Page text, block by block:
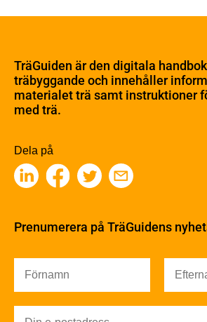
Skogsbruk
Barrträdets uppbyggnad
Träets egenskaper och kvalitet
Träbaserade produkter
Kemisk behandling
Fakta om Limträ
Värmeisolering och lufttäthet
Ljud
Brandsäkerhet
Brandsäkerhet
TräGuiden är den digitala
träbyggande och innehåller
materialet trä samt instruktioner
med trä.
Dela på
Prenumerera på TräGuidens